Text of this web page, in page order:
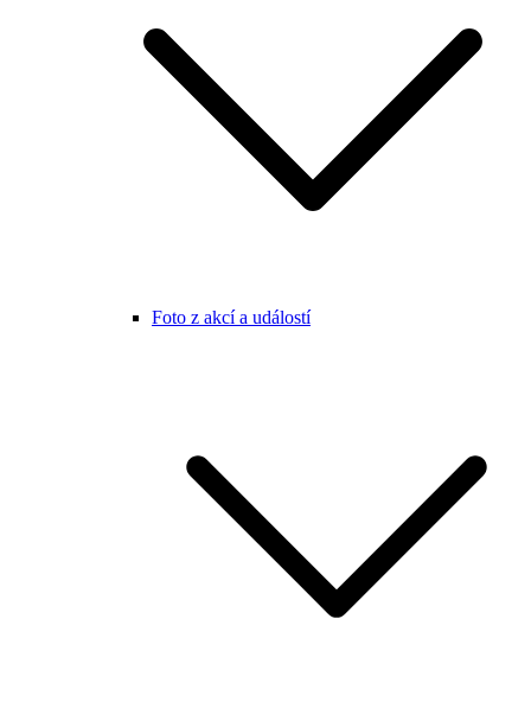
Foto z akcí a událostí